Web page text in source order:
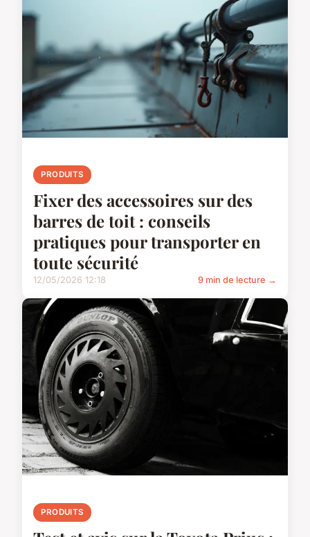
PRODUITS
Fixer des accessoires sur des
barres de toit : conseils
pratiques pour transporter en
toute sécurité
12/05/2026 12:18 9 min de lecture →
PRODUITS